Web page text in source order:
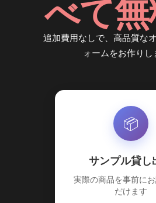
べて無
追加費用なしで、高品質な
ォームをお作りし
📦
サンプル貸し
実際の商品を事前に
だけます